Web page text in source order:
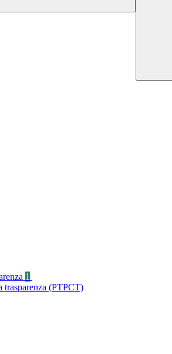
1
trasparenza (PTPCT)